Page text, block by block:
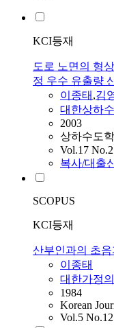
KCI등재
도로 노면의 형
정 우수 유출량
이종태 ,김
대한상하
2003
상하수도학
Vol.17 No.2
복사/대출
SCOPUS
KCI등재
산부인과의 초
이종태
대한가정
1984
Korean
Vol.5 No.12